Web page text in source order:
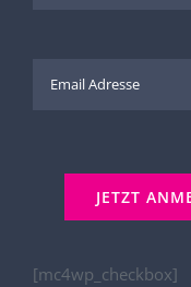
[mc4wp_checkbox]